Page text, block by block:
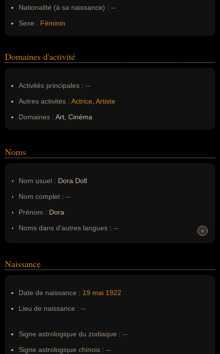
Nationalité (à sa naissance) : --
Sexe : Féminin
Domaines d'activité
Activités principales : --
Autres activités : Actrice Artiste
Domaines : Art, Cinéma
Noms
Nom usuel : Dora Doll
Nom complet : --
Prénom : Dora
Noms dans d'autres langues : --
Nom de famille :Doll
+
+
Naissance
Date de naissance : 19 mai 1922
Lieu de naissance : --
Signe astrologique du zodiaque : --
Signe astrologique chinois : --